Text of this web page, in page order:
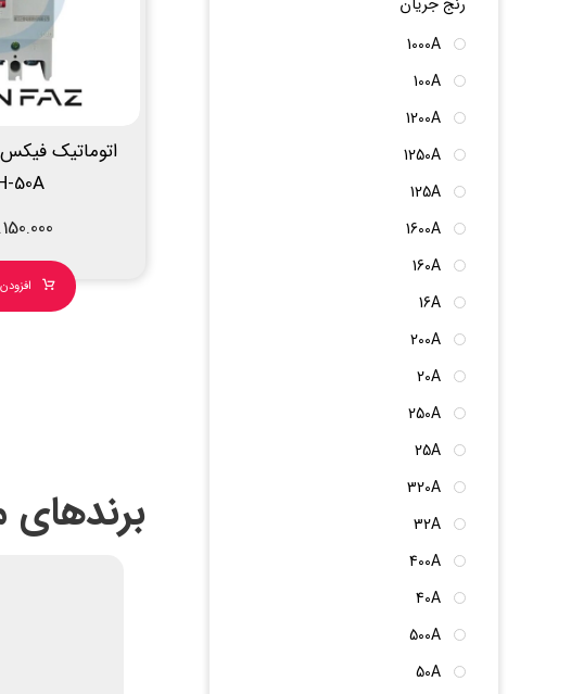
50A
برندهای
1000A
100A
1200A
1250A
125A
1600A
160A
16A
200A
20A
250A
25A
320A
32A
400A
40A
500A
50A